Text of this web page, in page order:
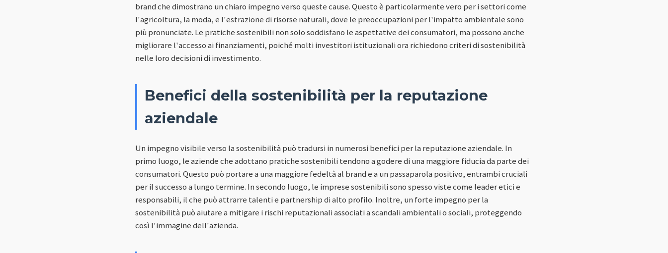
brand che dimostrano un chiaro impegno verso queste cause. Questo è particolarmente vero per i settori come
l'agricoltura, la moda, e l'estrazione di risorse naturali, dove le preoccupazioni per l'impatto ambientale sono
più pronunciate. Le pratiche sostenibili non solo soddisfano le aspettative dei consumatori, ma possono anche
migliorare l'accesso ai finanziamenti, poiché molti investitori istituzionali ora richiedono criteri di sostenibilità
nelle loro decisioni di investimento.
Benefici della sostenibilità per la reputazione
aziendale
Un impegno visibile verso la sostenibilità può tradursi in numerosi benefici per la reputazione aziendale. In
primo luogo, le aziende che adottano pratiche sostenibili tendono a godere di una maggiore fiducia da parte dei
consumatori. Questo può portare a una maggiore fedeltà al brand e a un passaparola positivo, entrambi cruciali
per il successo a lungo termine. In secondo luogo, le imprese sostenibili sono spesso viste come leader etici e
responsabili, il che può attrarre talenti e partnership di alto profilo. Inoltre, un forte impegno per la
sostenibilità può aiutare a mitigare i rischi reputazionali associati a scandali ambientali o sociali, proteggendo
così l'immagine dell'azienda.